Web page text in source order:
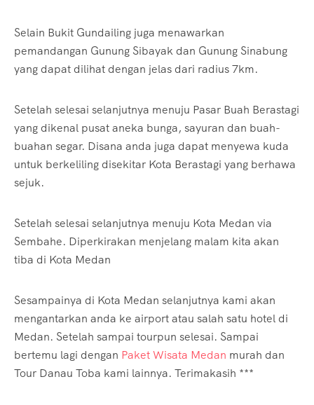
Selain Bukit Gundailing juga menawarkan
pemandangan Gunung Sibayak dan Gunung Sinabung
yang dapat dilihat dengan jelas dari radius 7km.
Setelah selesai selanjutnya menuju Pasar Buah Berastagi
yang dikenal pusat aneka bunga, sayuran dan buah-
buahan segar. Disana anda juga dapat menyewa kuda
untuk berkeliling disekitar Kota Berastagi yang berhawa
sejuk.
Setelah selesai selanjutnya menuju Kota Medan via
Sembahe. Diperkirakan menjelang malam kita akan
tiba di Kota Medan
Sesampainya di Kota Medan selanjutnya kami akan
mengantarkan anda ke airport atau salah satu hotel di
Medan. Setelah sampai tourpun selesai. Sampai
bertemu lagi dengan Paket Wisata Medan murah dan
Tour Danau Toba kami lainnya. Terimakasih ***